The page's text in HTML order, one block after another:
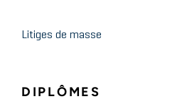
Litiges de masse
DIPLÔMES